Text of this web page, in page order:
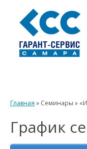
Главная » Семинары »
График